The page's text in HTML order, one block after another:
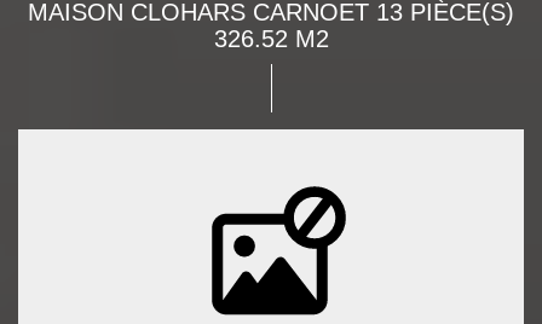
MAISON CLOHARS CARNOET 13 PIÈCE(S)
326.52 M2